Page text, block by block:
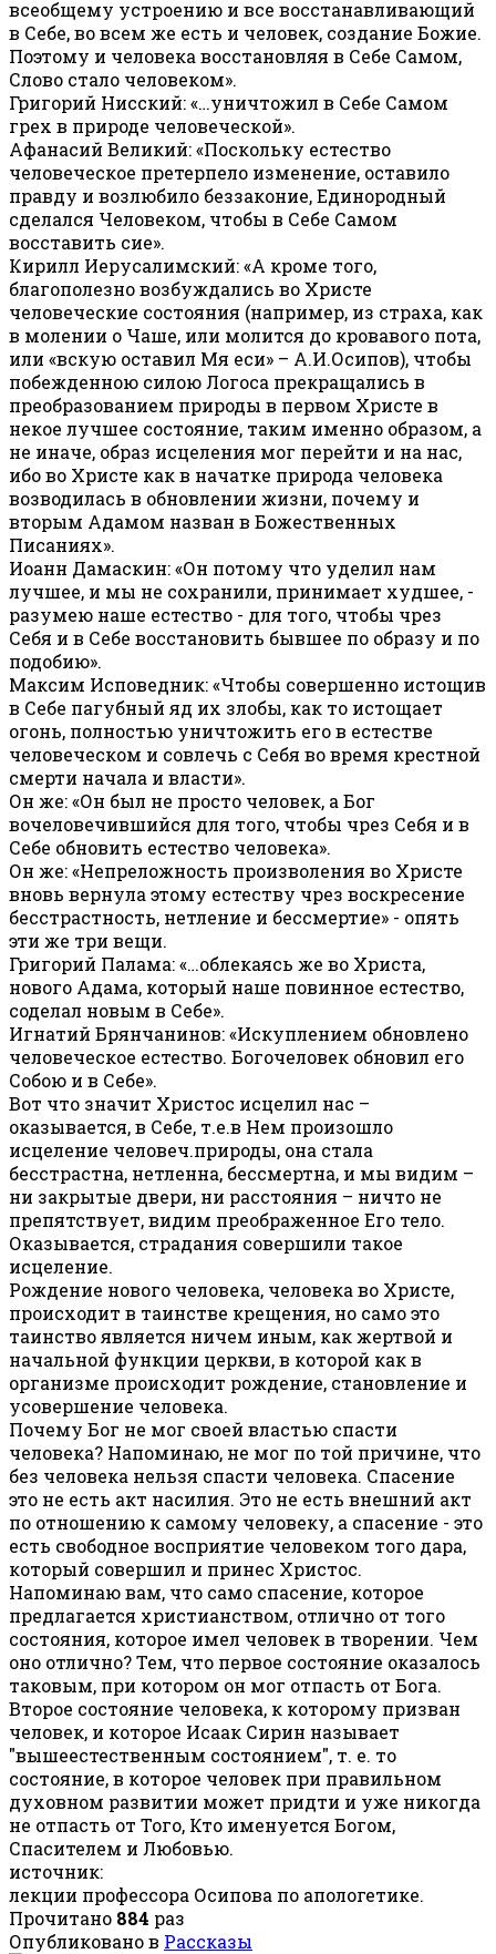
всеобщему устроению и все восстанавливающий
в Себе, во всем же есть и человек, создание Божие.
Поэтому и человека восстановляя в Себе Самом,
Слово стало человеком».
Григорий Нисский: «…уничтожил в Себе Самом
грех в природе человеческой».
Афанасий Великий: «Поскольку естество
человеческое претерпело изменение, оставило
правду и возлюбило беззаконие, Единородный
сделался Человеком, чтобы в Себе Самом
восставить сие».
Кирилл Иерусалимский: «А кроме того,
благополезно возбуждались во Христе
человеческие состояния (например, из страха, как
в молении о Чаше, или молится до кровавого пота,
или «вскую оставил Мя еси» – А.И.Осипов), чтобы
побежденною силою Логоса прекращались в
преобразованием природы в первом Христе в
некое лучшее состояние, таким именно образом, а
не иначе, образ исцеления мог перейти и на нас,
ибо во Христе как в начатке природа человека
возводилась в обновлении жизни, почему и
вторым Адамом назван в Божественных
Писаниях».
Иоанн Дамаскин: «Он потому что уделил нам
лучшее, и мы не сохранили, принимает худшее, -
разумею наше естество - для того, чтобы чрез
Себя и в Себе восстановить бывшее по образу и по
подобию».
Максим Исповедник: «Чтобы совершенно истощив
в Себе пагубный яд их злобы, как то истощает
огонь, полностью уничтожить его в естестве
человеческом и совлечь с Себя во время крестной
смерти начала и власти».
Он же: «Он был не просто человек, а Бог
вочеловечившийся для того, чтобы чрез Себя и в
Себе обновить естество человека».
Он же: «Непреложность произволения во Христе
вновь вернула этому естеству чрез воскресение
бесстрастность, нетление и бессмертие» - опять
эти же три вещи.
Григорий Палама: «…облекаясь же во Христа,
нового Адама, который наше повинное естество,
соделал новым в Себе».
Игнатий Брянчанинов: «Искуплением обновлено
человеческое естество. Богочеловек обновил его
Собою и в Себе».
Вот что значит Христос исцелил нас –
оказывается, в Себе, т.е.в Нем произошло
исцеление человеч.природы, она стала
бесстрастна, нетленна, бессмертна, и мы видим –
ни закрытые двери, ни расстояния – ничто не
препятствует, видим преображенное Его тело.
Оказывается, страдания совершили такое
исцеление.
Рождение нового человека, человека во Христе,
происходит в таинстве крещения, но само это
таинство является ничем иным, как жертвой и
начальной функции церкви, в которой как в
организме происходит рождение, становление и
усовершение человека.
Почему Бог не мог своей властью спасти
человека? Напоминаю, не мог по той причине, что
без человека нельзя спасти человека. Спасение
это не есть акт насилия. Это не есть внешний акт
по отношению к самому человеку, а спасение - это
есть свободное восприятие человеком того дара,
который совершил и принес Христос.
Напоминаю вам, что само спасение, которое
предлагается христианством, отлично от того
состояния, которое имел человек в творении. Чем
оно отлично? Тем, что первое состояние оказалось
таковым, при котором он мог отпасть от Бога.
Второе состояние человека, к которому призван
человек, и которое Исаак Сирин называет
"вышеестественным состоянием", т. е. то
состояние, в которое человек при правильном
духовном развитии может придти и уже никогда
не отпасть от Того, Кто именуется Богом,
Спасителем и Любовью.
источник:
лекции профессора Осипова по апологетике.
Прочитано 884 раз
Опубликовано в Рассказы